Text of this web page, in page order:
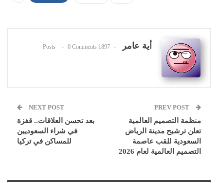
أية عامر 1897 Posts
0 Comments
منظمة التصميم العالمية
تعلن ترشيح مدينة الرياض
السعودية للقب عاصمة
التصميم العالمية لعام 2026
NEXT POST
بعد تحسن العلاقات.. قفزة
في شراء السعوديين
للمساكن في تركيا